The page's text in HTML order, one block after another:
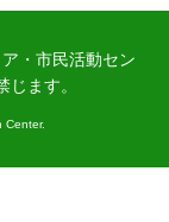
・市民活動セン
ます。
Center.